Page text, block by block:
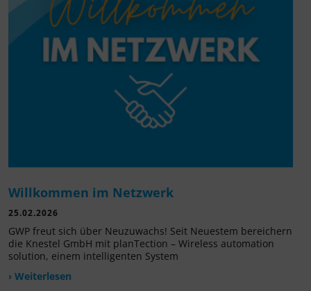
Willkommen im Netzwerk
25.02.2026
GWP freut sich über Neuzuwachs! Seit Neuestem bereichern
die Knestel GmbH mit planTection – Wireless automation
solution, einem intelligenten System
› Weiterlesen